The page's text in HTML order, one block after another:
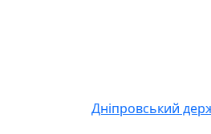
Дніпровський